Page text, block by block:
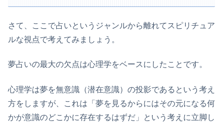
さて、ここで占いというジャンルから離れてスピリチュア
ルな視点で考えてみましょう。
夢占いの最大の欠点は心理学をベースにしたことです。
心理学は夢を無意識（潜在意識）の投影であるという考え
方をしますが、これは「夢を見るからにはその元になる何
かが意識のどこかに存在するはずだ」という考えに立脚し